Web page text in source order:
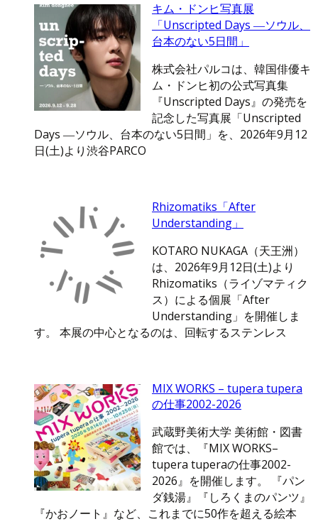
キム・ドンヒ写真展
「Unscripted Days ―ソウル、
台本のない5日間」
株式会社パルコは、韓国俳優キ
ム・ドンヒ初の公式写真集
『Unscripted Days』の発売を
記念した写真展「Unscripted
Days ―ソウル、台本のない5日間」を、2026年9月12
日(土)より渋谷PARCO
Rhizomatiks「After
Understanding」
KOTARO NUKAGA（天王洲）
は、2026年9月12日(土)より
Rhizomatiks（ライゾマティク
ス）による個展「After
Understanding」を開催しま
す。 本展の中心となるのは、回転するステンレス
MIX WORKS – tupera tupera
の仕事2002-2026
武蔵野美術大学 美術館・図書
館では、『MIX WORKS–
tupera tuperaの仕事2002-
2026』を開催します。 『パン
ダ銭湯』『しろくまのパンツ』
『かおノート』など、これまでに50作を超える絵本